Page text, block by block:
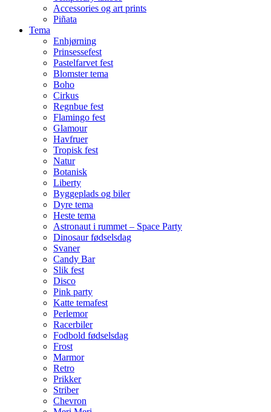
Accessories og art prints
Piñata
Tema
Enhjørning
Prinsessefest
Pastelfarvet fest
Blomster tema
Boho
Cirkus
Regnbue fest
Flamingo fest
Glamour
Havfruer
Tropisk fest
Natur
Botanisk
Liberty
Byggeplads og biler
Dyre tema
Heste tema
Astronaut i rummet – Space Party
Dinosaur fødselsdag
Svaner
Candy Bar
Slik fest
Disco
Pink party
Katte temafest
Perlemor
Racerbiler
Fodbold fødselsdag
Frost
Marmor
Retro
Prikker
Striber
Chevron